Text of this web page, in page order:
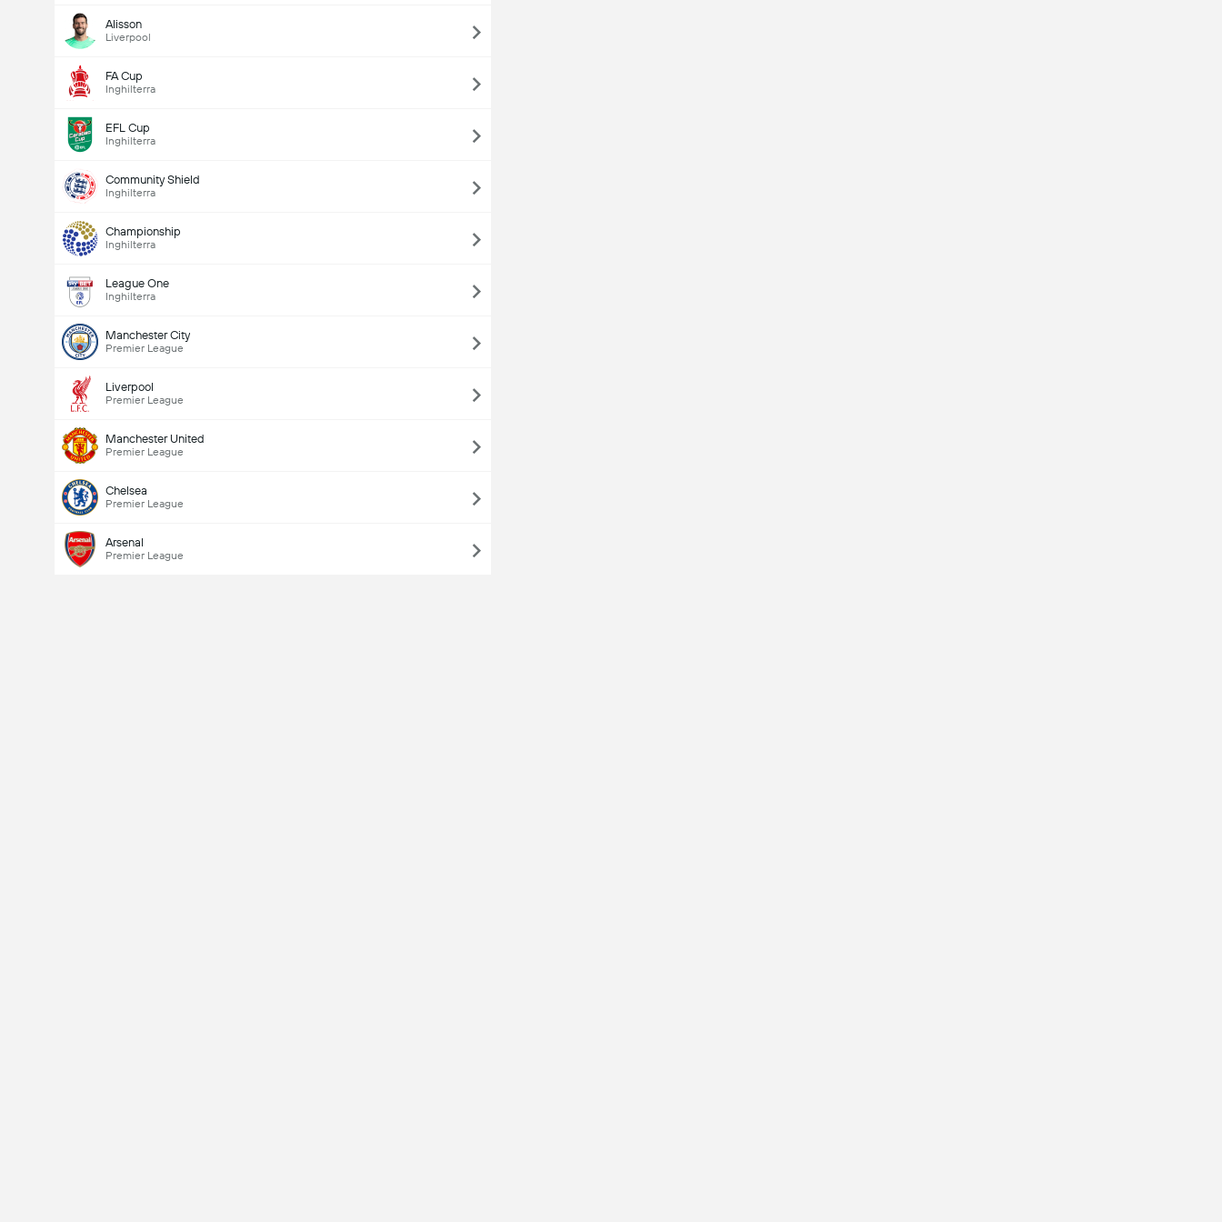
Alisson
Liverpool
FA Cup
Inghilterra
EFL Cup
Inghilterra
Community Shield
Inghilterra
Championship
Inghilterra
League One
Inghilterra
Manchester City
Premier League
Liverpool
Premier League
Manchester United
Premier League
Chelsea
Premier League
Arsenal
Premier League